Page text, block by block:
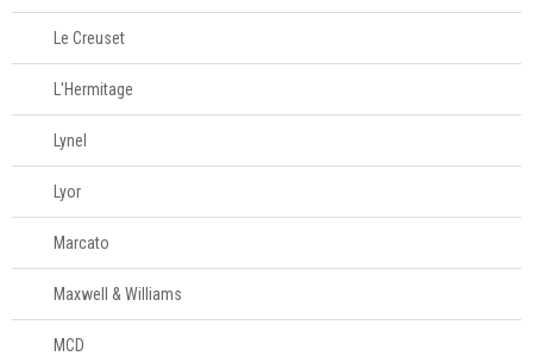
61
996588122
Le Creuset
L'Hermitage
Lynel
Lyor
Marcato
Maxwell & Williams
MCD